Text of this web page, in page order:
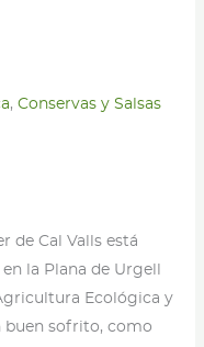
, Conservas y Salsas
de Cal Valls está
la Plana de Urgell
Ecológica y
buen sofrito, como